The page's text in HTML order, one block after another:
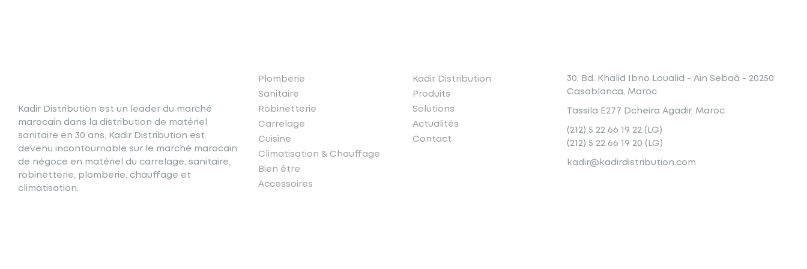
Kadir Distribution est un leader du marché
marocain dans la distribution de matériel
sanitaire en 30 ans, Kadir Distribution est
devenu incontournable sur le marché marocain
de négoce en matériel du carrelage, sanitaire,
robinetterie, plomberie, chauffage et
climatisation.
Plomberie
Sanitaire
Robinetterie
Carrelage
Cuisine
Climatisation & Chauffage
Bien être
Accessoires
Kadir Distribution
Produits
Solutions
Actualités
Contact
30, Bd. Khalid Ibno Loualid - Ain Sebaâ - 20250
Casablanca, Maroc
Tassila E277 Dcheira Agadir, Maroc
(212) 5 22 66 19 22 (LG)
(212) 5 22 66 19 20 (LG)
kadir@kadirdistribution.com